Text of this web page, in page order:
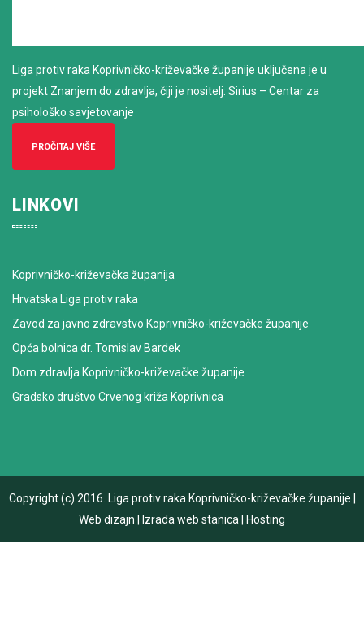
Liga protiv raka Koprivničko-križevačke županije uključena je u
projekt Znanjem do zdravlja, čiji je nositelj: Sirius – Centar za
psihološko savjetovanje
PROČITAJ VIŠE
LINKOVI
Koprivničko-križevačka županija
Hrvatska Liga protiv raka
Zavod za javno zdravstvo Koprivničko-križevačke županije
Opća bolnica dr. Tomislav Bardek
Dom zdravlja Koprivničko-križevačke županije
Gradsko društvo Crvenog križa Koprivnica
Copyright (c) 2016. Liga protiv raka Koprivničko-križevačke županije |
Web dizajn | Izrada web stanica | Hosting